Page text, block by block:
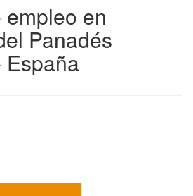
en
Panadés
España